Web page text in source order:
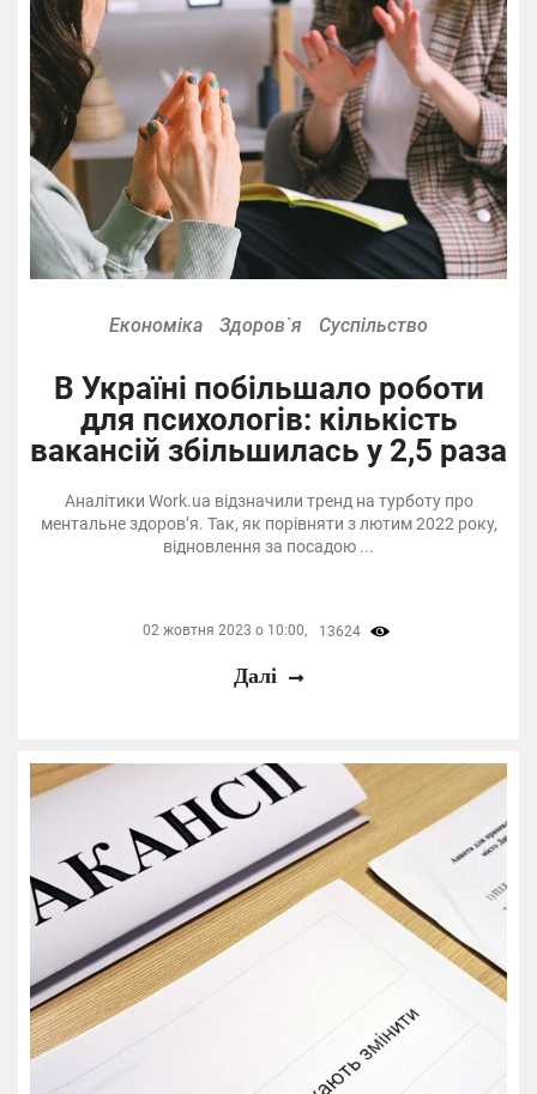
Економіка Здоров`я Суспільство
В Україні побільшало роботи
для психологів: кількість
вакансій збільшилась у 2,5 раза
Аналітики Work.ua відзначили тренд на турботу про
ментальне здоровʼя. Так, як порівняти з лютим 2022 року,
відновлення за посадою ...
02 жовтня 2023 о 10:00, 13624
Далі